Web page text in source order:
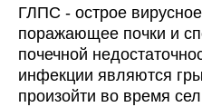
ГЛПС - острое
поражающее почки и
почечной
инфекции являются
произойти во время